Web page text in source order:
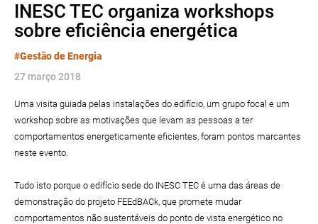
INESC TEC organiza workshops
sobre eficiência energética
#Gestão de Energia
27 março 2018
Uma visita guiada pelas instalações do edifício, um grupo focal e um
workshop sobre as motivações que levam as pessoas a ter
comportamentos energeticamente eficientes, foram pontos marcantes
neste evento.
Tudo isto porque o edifício sede do INESC TEC é uma das áreas de
demonstração do projeto FEEdBACk, que promete mudar
comportamentos não sustentáveis do ponto de vista energético no